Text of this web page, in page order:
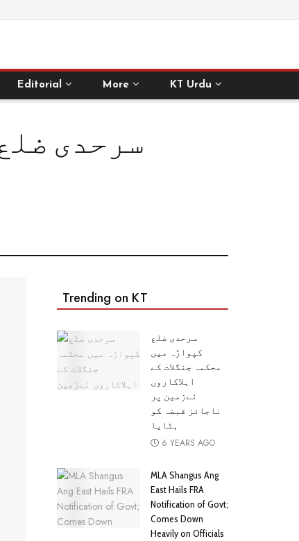
Editorial More KT Urdu
سرحدی
Trending on KT
سرحدی ضلع
کپواڑہ میں
محکمہ جنگلات کے
اہلاکاروں
نےزمین پر
ناجائز قبضہ کو
ہٹایا
6 YEARS AGO
MLA Shangus Ang
East Hails FRA
Notification of Govt;
Comes Down
Heavily on Officials